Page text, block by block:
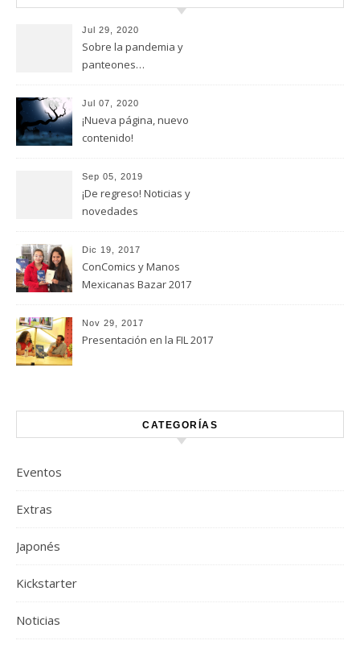
Jul 29, 2020
Sobre la pandemia y
panteones…
Jul 07, 2020
¡Nueva página, nuevo
contenido!
Sep 05, 2019
¡De regreso! Noticias y
novedades
Dic 19, 2017
ConComics y Manos
Mexicanas Bazar 2017
Nov 29, 2017
Presentación en la FIL 2017
CATEGORÍAS
Eventos
Extras
Japonés
Kickstarter
Noticias